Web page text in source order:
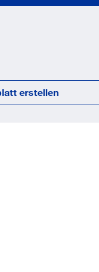
erstellen